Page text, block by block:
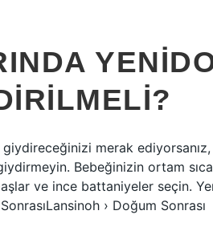
merak
Bebeğinizin ortam
ve ince battaniyeler seçin.
› Doğum Sonrası